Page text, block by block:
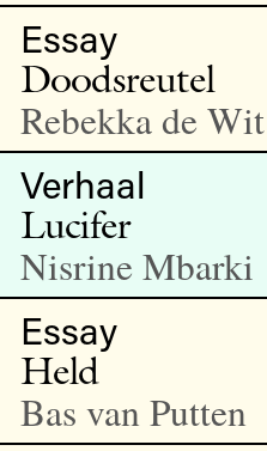
Essay
Doodsreutel
Rebekka de Wit
Verhaal
Lucifer
Nisrine Mbarki
Essay
Held
Bas van Putten